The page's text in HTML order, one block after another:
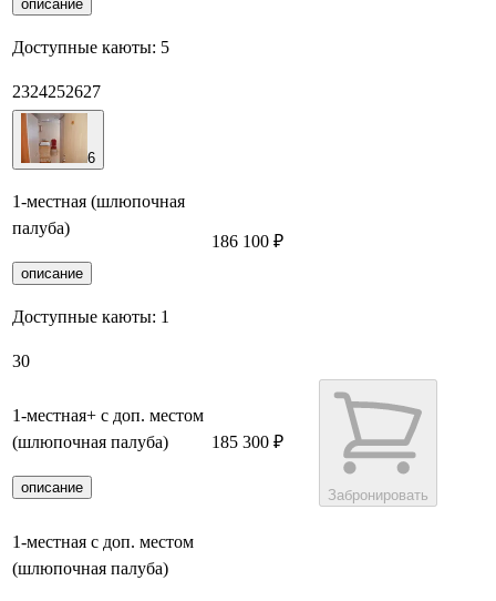
описание
Доступные каюты: 5
2324252627
6
1-местная (шлюпочная
палуба)
описание
Доступные каюты: 1
30
186 100 ₽
1-местная+ с доп. местом
(шлюпочная палуба)
описание
185 300 ₽
Забронировать
1-местная с доп. местом
(шлюпочная палуба)